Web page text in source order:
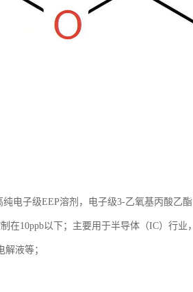
电子级EEP溶剂，电子级3-乙氧基丙酸乙酯
在10ppb以下；主要用于半导体（IC）行业，
液等；